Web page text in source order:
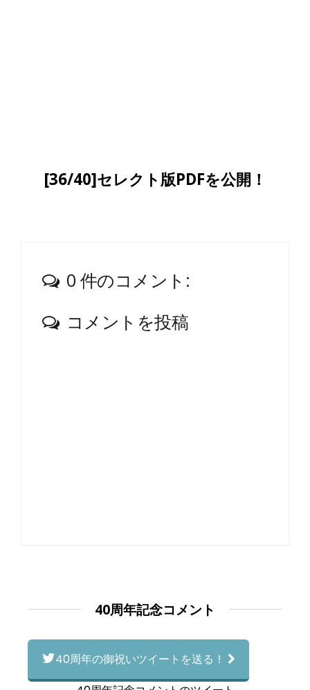
[36/40]セレクト版PDFを公開！
0 件のコメント:
コメントを投稿
40周年記念コメント
40周年の御祝いツイートを送る！